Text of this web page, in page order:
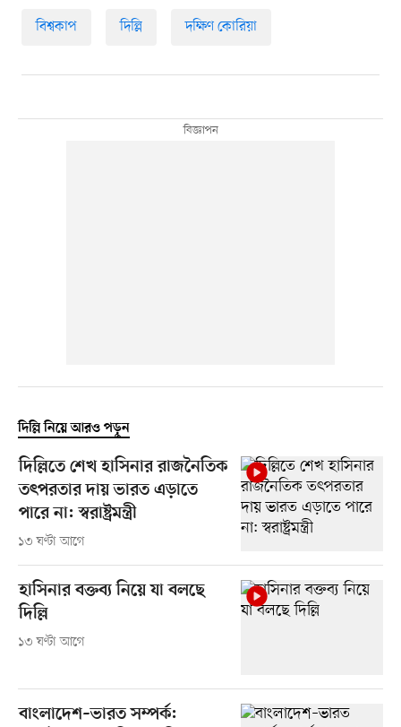
বিশ্বকাপ দিল্লি দক্ষিণ কোরিয়া
দিল্লি নিয়ে আরও পড়ুন
দিল্লিতে শেখ হাসিনার রাজনৈতিক
তৎপরতার দায় ভারত এড়াতে
পারে না: স্বরাষ্ট্রমন্ত্রী
১৩ ঘণ্টা আগে
হাসিনার বক্তব্য নিয়ে যা বলছে
দিল্লি
১৩ ঘণ্টা আগে
বাংলাদেশ–ভারত সম্পর্ক: